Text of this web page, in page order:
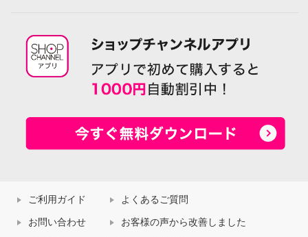
ご利用ガイド よくあるご質問
お問い合わせ お客様の声から改善しました